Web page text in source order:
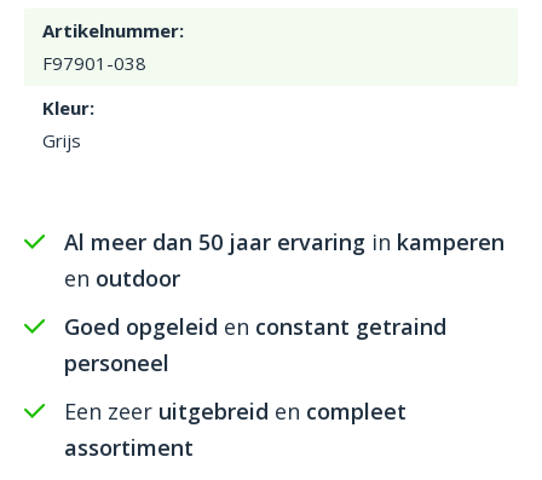
Artikelnummer:
F97901-038
Kleur:
Grijs
Al meer dan 50 jaar ervaring in kamperen
en outdoor
Goed opgeleid en constant getraind
personeel
Een zeer uitgebreid en compleet
assortiment